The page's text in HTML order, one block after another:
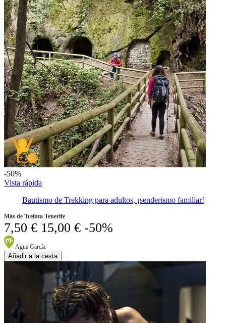
-50%
Vista rápida
Bautismo de Trekking para adultos, ¡senderismo familiar!
Más de Treinta Tenerife
7,50 € 15,00 € -50%
Agua García
Añadir a la cesta